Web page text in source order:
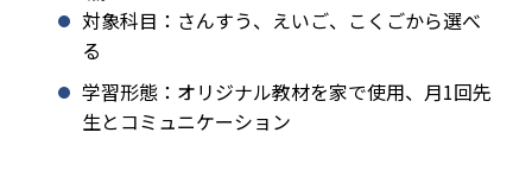
対象科目：さんすう、えいご、こくごから選べ
る
学習形態：オリジナル教材を家で使用、月1回先
生とコミュニケーション